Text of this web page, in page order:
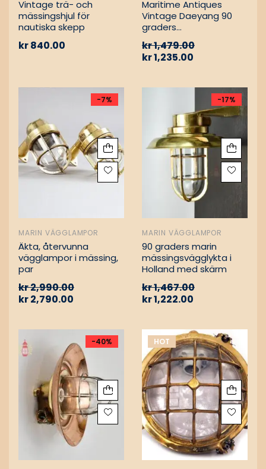
Vintage trä- och
mässingshjul för
nautiska skepp
kr840.00
Maritime Antiques
Vintage Daeyang 90
graders
kr1,479.00
kr1,235.00
-7%
MARIN VÄGGLAMPOR
Äkta, återvunna
vägglampor i mässing,
par
kr2,990.00
kr2,790.00
-17%
MARIN VÄGGLAMPOR
90 graders marin
mässingsvägglykta i
Holland med skärm
kr1,467.00
kr1,222.00
-40% HOT